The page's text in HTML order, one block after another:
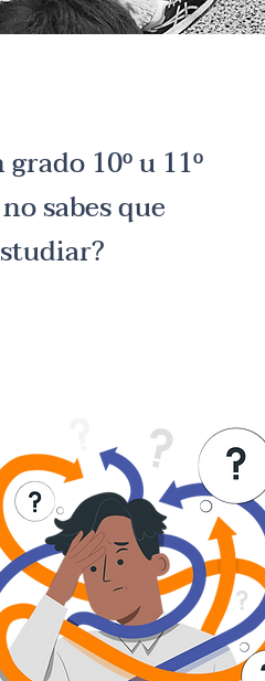
grado 10º u 11º
sabes que